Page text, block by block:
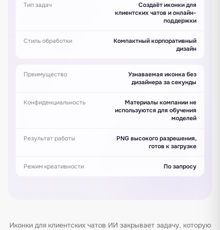
Тип задач
Создаёт иконки для
клиентских чатов и онлайн-
поддержки
Стиль обработки
Компактный корпоративный
дизайн
Преимущество
Узнаваемая иконка без
дизайнера за секунды
Конфиденциальность
Материалы компании не
используются для обучения
моделей
Результат работы
PNG высокого разрешения,
готов к загрузке
Режим креативности По запросу
Иконки для клиентских чатов ИИ закрывает задачу, которую